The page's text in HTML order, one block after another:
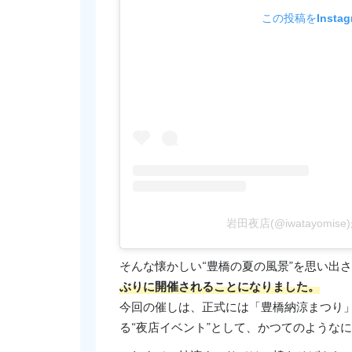
この投稿を
岩田夜店
そんな懐かしい“豊橋の夏の風景”を思い出
ぶりに開催されることになりました。
今回の催しは、正式には「豊橋納涼まつり
る“夜店イベント”として、かつてのような